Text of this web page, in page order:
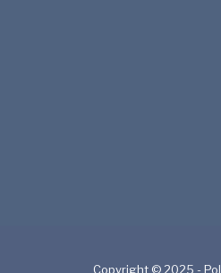
Copyright © 2025 -